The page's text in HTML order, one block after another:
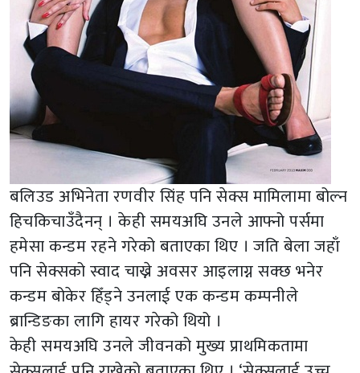
बलिउड अभिनेता रणवीर सिंह पनि सेक्स मामिलामा बोल्न
हिचकिचाउँदैनन् । केही समयअघि उनले आफ्नो पर्समा
हमेसा कन्डम रहने गरेको बताएका थिए । जति बेला जहाँ
पनि सेक्सको स्वाद चाख्ने अवसर आइलाग्न सक्छ भनेर
कन्डम बोकेर हिँड्ने उनलाई एक कन्डम कम्पनीले
ब्रान्डिङका लागि हायर गरेको थियो ।
केही समयअघि उनले जीवनको मुख्य प्राथमिकतामा